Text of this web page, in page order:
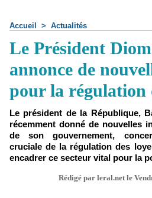
Accueil > Actualités
Le Président
annonce de
pour la régulation
Le président de la République,
récemment donné de nouvelles
de son gouvernement,
cruciale de la régulation des
encadrer ce secteur vital pour la
Rédigé par leral.net le